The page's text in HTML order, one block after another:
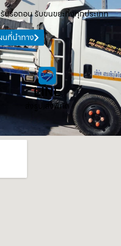
บรื้อถอน รับขนขยะทิ้งทุกประเภท
นที่นำทาง
LINE
ส่งรูป ส่งพิกัด